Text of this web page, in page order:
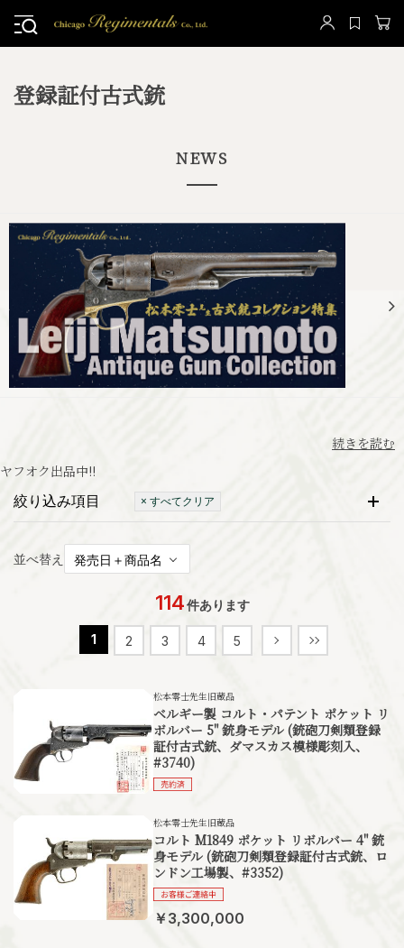
登録証付古式銃
NEWS
続きを読む
ヤフオク出品中!!
絞り込み項目 × すべてクリア
並べ替え
114件あります
1 2 3 4 5
ベルギー製 コルト・パテント ポケット リ
ボルバー 5" 銃身モデル (銃砲刀剣類登録
証付古式銃、ダマスカス模様彫刻入、
#3740)
松本零士先生旧蔵品
コルト M1849 ポケット リボルバー 4" 銃
身モデル (銃砲刀剣類登録証付古式銃、ロ
ンドン工場製、#3352)
松本零士先生旧蔵品
￥3,300,000